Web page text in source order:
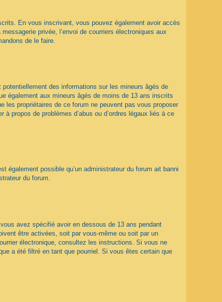
En vous inscrivant, vous pouvez également avoir accès
privée, l’envoi de courriers électroniques aux
de le faire.
des informations sur les mineurs âgés de
également aux mineurs âgés de moins de 13 ans inscrits
les propriétaires de ce forum ne peuvent pas vous proposer
propos de problèmes d’abus ou d’ordres légaux liés à ce
également possible qu’un administrateur du forum ait banni
du forum.
avez spécifié avoir en dessous de 13 ans pendant
être activées, soit par vous-même ou soit par un
électronique, consultez les instructions. Si vous ne
a été filtré en tant que pourriel. Si vous êtes certain que